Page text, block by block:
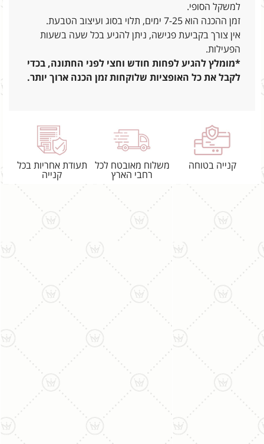
למשקל הסופי.
זמן ההכנה הוא 7-25 ימים, תלוי בסוג ועיצוב הטבעת.
אין צורך בקביעת פגישה, ניתן להגיע בכל שעה בשעות
הפעילות.
*מומלץ להגיע לפחות חודש וחצי לפני החתונה, בכדי
לקבל את כל האופציות שלוקחות זמן הכנה ארוך יותר.
קנייה בטוחה
משלוח מאובטח לכל
רחבי הארץ
תעודת אחריות בכל
קנייה